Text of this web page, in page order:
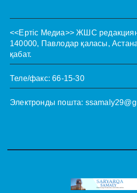
<<Ертіс Медиа>> ЖШС
140000, Павлодар қаласы,
қабат.
Теле/факс: 66-15-30
Электронды пошта: